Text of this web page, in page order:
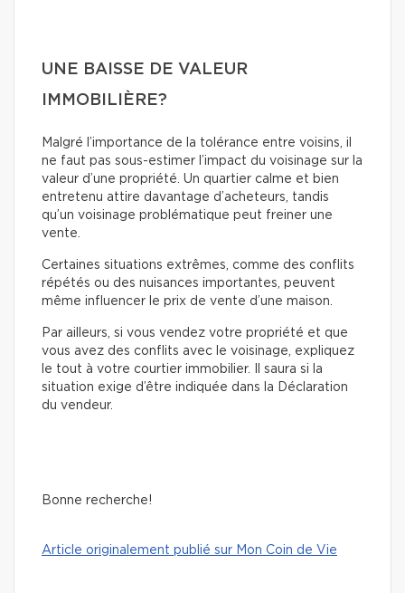
UNE BAISSE DE VALEUR
IMMOBILIÈRE?
Malgré l’importance de la tolérance entre voisins, il
ne faut pas sous-estimer l’impact du voisinage sur la
valeur d’une propriété. Un quartier calme et bien
entretenu attire davantage d’acheteurs, tandis
qu’un voisinage problématique peut freiner une
vente.
Certaines situations extrêmes, comme des conflits
répétés ou des nuisances importantes, peuvent
même influencer le prix de vente d’une maison.
Par ailleurs, si vous vendez votre propriété et que
vous avez des conflits avec le voisinage, expliquez
le tout à votre courtier immobilier. Il saura si la
situation exige d’être indiquée dans la Déclaration
du vendeur.
Bonne recherche!
Article originalement publié sur Mon Coin de Vie